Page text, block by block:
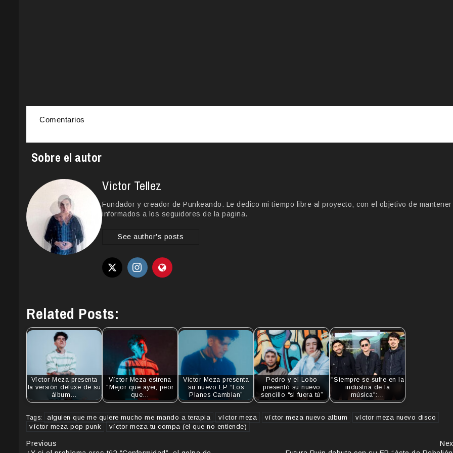
Comentarios
Sobre el autor
Victor Tellez
Fundador y creador de Punkeando. Le dedico mi tiempo libre al proyecto, con el objetivo de mantener
informados a los seguidores de la pagina.
See author's posts
Related Posts:
Víctor Meza presenta
la versión deluxe de su
álbum…
Víctor Meza estrena
"Mejor que ayer, peor
que…
Victor Meza presenta
su nuevo EP “Los
Planes Cambian”
Pedro y el Lobo
presentó su nuevo
sencillo “si fuera tú”
"Siempre se sufre en la
industria de la
música":…
Tags: alguien que me quiere mucho me mando a terapia víctor meza víctor meza nuevo album
víctor meza nuevo disco
víctor meza pop punk
víctor meza tu compa (el que no entiende)
Continue
Previous